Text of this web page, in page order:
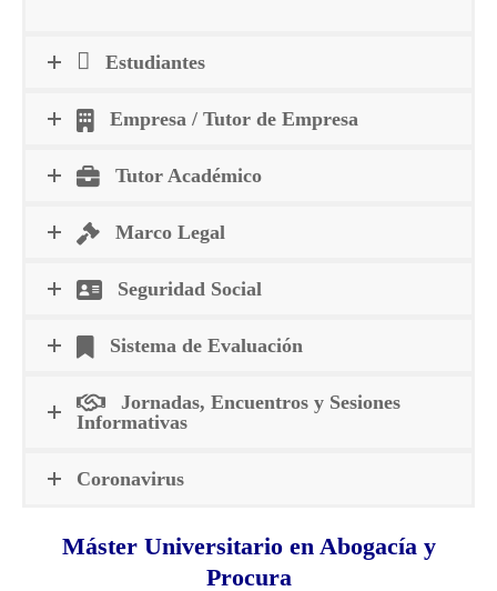
Estudiantes
Empresa / Tutor de Empresa
Tutor Académico
Marco Legal
Seguridad Social
Sistema de Evaluación
Jornadas, Encuentros y Sesiones
Informativas
Coronavirus
Máster Universitario en Abogacía y
Procura